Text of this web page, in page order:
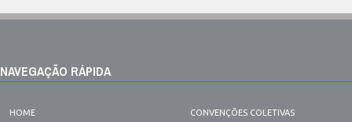
NAVEGAÇÃO RÁPIDA
HOME CONVENÇÕES COLETIVAS